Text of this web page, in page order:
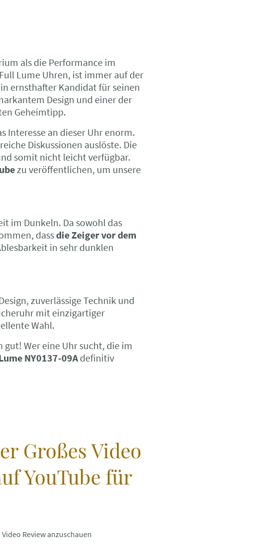
als die Performance im
Lume Uhren, ist immer auf der
ernsthafter Kandidat für seinen
Design und einer der
Geheimtipp.
Interesse an dieser Uhr enorm.
Diskussionen auslöste. Die
somit nicht leicht verfügbar.
zu veröffentlichen, um unsere
im Dunkeln. Da sowohl das
dassdie Zeiger vor dem
in sehr dunklen
zuverlässige Technik und
mit einzigartiger
Wahl.
gut! Wer eine Uhr sucht, die im
NY0137-09Adefinitiv
Großes Video
YouTube für
Review anzuschauen